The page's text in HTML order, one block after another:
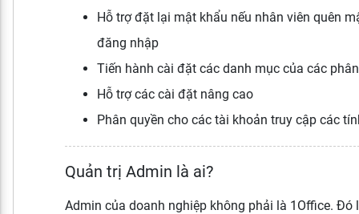
Hỗ trợ đặt lại mật khẩu nếu nhân viên quên
đăng nhập
Tiến hành cài đặt các danh mục của các
Hỗ trợ các cài đặt nâng cao
Phân quyền cho các tài khoản truy cập các
Quản trị Admin là ai?
Admin của doanh nghiệp không phải là 1Office. Đó